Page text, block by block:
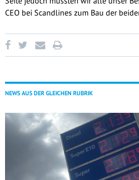
CEO bei Scandlines zum Bau der
NEWS AUS DER GLEICHEN RUBRIK